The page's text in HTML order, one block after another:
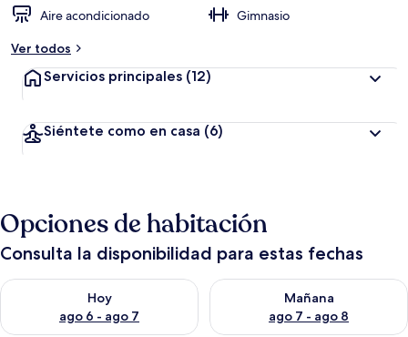
Aire acondicionado
Gimnasio
Ver todos
Servicios principales (12)
Siéntete como en casa (6)
Opciones de habitación
Consulta la disponibilidad para estas fechas
Hoy
ago 6 - ago 7
Consulta la disponibilidad para hoy ago 6 - ago 7
Mañana
ago 7 - ago 8
Consulta la disponibilidad